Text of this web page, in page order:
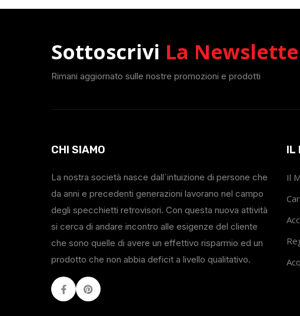
Sottoscrivi La
Rimani aggiornato sulle nostre promozioni e prodotti
CHI SIAMO
La nostra società nasce dall`intuizione di persone che
da anni e precedenti generazioni lavorano nel campo
degli specchietti retrovisori. Con questa nuova attività
si cerca di andare incontro alle esigenze del cliente
che sono quelle di avere un effettivo risparmio ed un
prodotto che non abbia deficit a livello qualitativo.
FacebookYoutube
IL
Il